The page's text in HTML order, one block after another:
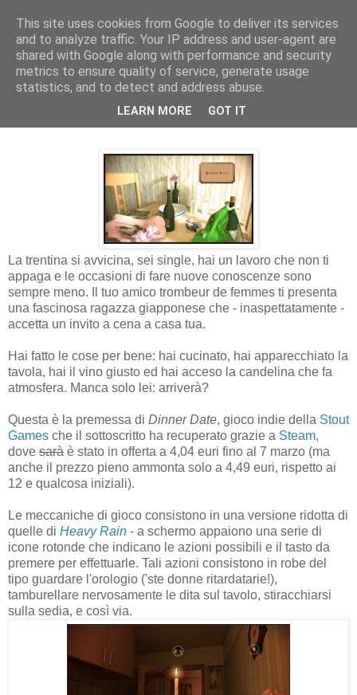
RECE VIDEOGIOCHI: Dinner Date
La trentina si avvicina, sei single, hai un lavoro che non ti
appaga e le occasioni di fare nuove conoscenze sono
sempre meno. Il tuo amico trombeur de femmes ti presenta
una fascinosa ragazza giapponese che - inaspettatamente -
accetta un invito a cena a casa tua.
Hai fatto le cose per bene: hai cucinato, hai apparecchiato la
tavola, hai il vino giusto ed hai acceso la candelina che fa
atmosfera. Manca solo lei: arriverà?
Questa è la premessa di Dinner Date, gioco indie della Stout
Games che il sottoscritto ha recuperato grazie a Steam,
dove sarà è stato in offerta a 4,04 euri fino al 7 marzo (ma
anche il prezzo pieno ammonta solo a 4,49 euri, rispetto ai
12 e qualcosa iniziali).
Le meccaniche di gioco consistono in una versione ridotta di
quelle di Heavy Rain - a schermo appaiono una serie di
icone rotonde che indicano le azioni possibili e il tasto da
premere per effettuarle. Tali azioni consistono in robe del
tipo guardare l'orologio ('ste donne ritardatarie!),
tamburellare nervosamente le dita sul tavolo, stiracchiarsi
sulla sedia, e così via.
This site uses cookies from Google to deliver its services
and to analyze traffic. Your IP address and user-agent are
shared with Google along with performance and security
metrics to ensure quality of service, generate usage
statistics, and to detect and address abuse.
LEARN MORE GOT IT